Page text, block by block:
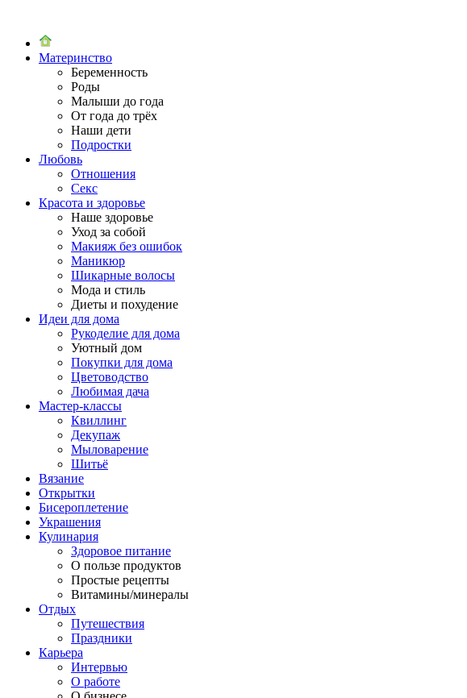
Материнство
Беременность
Роды
Малыши до года
От года до трёх
Наши дети
Подростки
Любовь
Отношения
Секс
Красота и здоровье
Наше здоровье
Уход за собой
Макияж без ошибок
Маникюр
Шикарные волосы
Мода и стиль
Диеты и похудение
Идеи для дома
Рукоделие для дома
Уютный дом
Покупки для дома
Цветоводство
Любимая дача
Мастер-классы
Квиллинг
Декупаж
Мыловарение
Шитьё
Вязание
Открытки
Бисероплетение
Украшения
Кулинария
Здоровое питание
О пользе продуктов
Простые рецепты
Витамины/минералы
Отдых
Путешествия
Праздники
Карьера
Интервью
О работе